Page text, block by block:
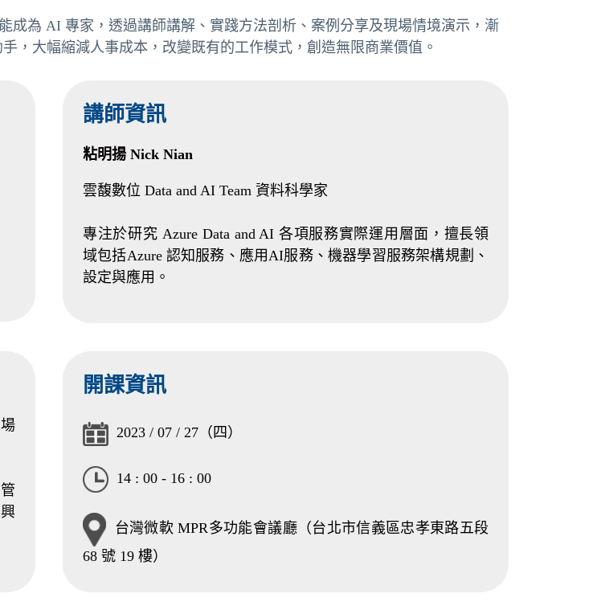
成為 AI 專家，透過講師講解、實踐方法剖析、案例分享及現場情境演示，漸
，大幅縮減人事成本，改變既有的工作模式，創造無限商業價值。
講師資訊
粘明揚 Nick Nian
雲馥數位 Data and AI Team 資料科學家
專注於研究 Azure Data and AI 各項服務實際運用層面，擅長領
域包括Azure 認知服務、應用AI服務、機器學習服務架構規劃、
設定與應用。
開課資訊
2023 / 07 / 27（四）
14 : 00 - 16 : 00
台灣微軟 MPR多功能會議廳（台北市信義區忠孝東路五段
68 號 19 樓）